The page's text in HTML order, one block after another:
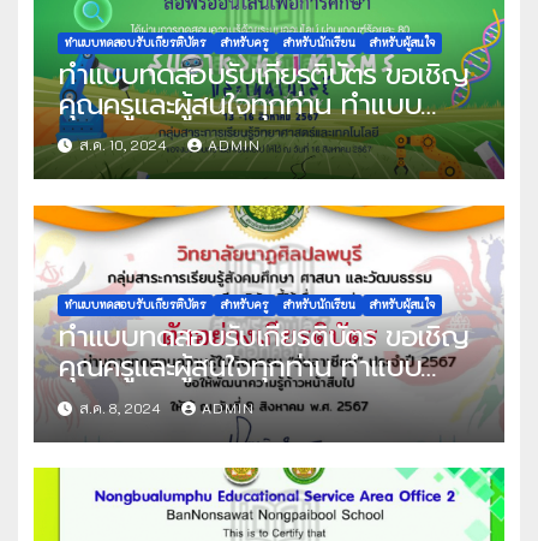
ทำแบบทดสอบรับเกียรติบัตร สำหรับครู สำหรับนักเรียน สำหรับผู้สนใจ
ทำแบบทดสอบรับเกียรติบัตร ขอเชิญ
คุณครูและผู้สนใจทุกท่าน ทำแบบ
ทดสอบออนไลน์ แบบทดสอบวัดความ
รู้พื้นฐานระบบออนไลน์ เนื่องในสัปดาห์
วันวิทยาศาสตร์แห่งชาติ ประจำปีการ
ศึกษา 2567 ผ่านเกณฑ์ที่กำหนด
80% ขึ้นไป รับเกียรติบัตรทาง E-
mail จัดทำโดย โรงเรียนสมุทรสาคร
วุฒิชัย
ส.ค. 10, 2024 ADMIN
ทำแบบทดสอบรับเกียรติบัตร สำหรับครู สำหรับนักเรียน สำหรับผู้สนใจ
ทำแบบทดสอบรับเกียรติบัตร ขอเชิญ
คุณครูและผู้สนใจทุกท่าน ทำแบบ
ทดสอบออนไลน์ แบบทดสอบความรู้
วันอาเซียน ปีการศึกษา 2567 ผ่าน
เกณฑ์ที่กำหนด 70% ขึ้นไป รับเกียรติ
บัตรทาง E-mail จัดทำโดย วิทยาลัย
นาฏศิลปลพบุรี
ส.ค. 8, 2024 ADMIN